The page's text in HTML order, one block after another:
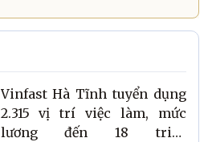
Vinfast Hà Tĩnh tuyển dụng
2.315 vị trí việc làm, mức
lương đến 18 triệu